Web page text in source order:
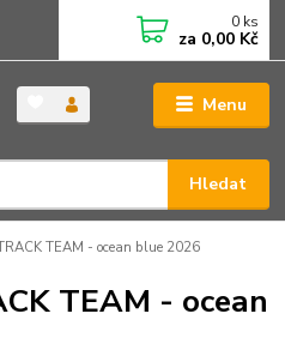
Menu
Hledat
0 ks
za 0,00 Kč
TEAM - ocean blue 2026
TEAM - ocean